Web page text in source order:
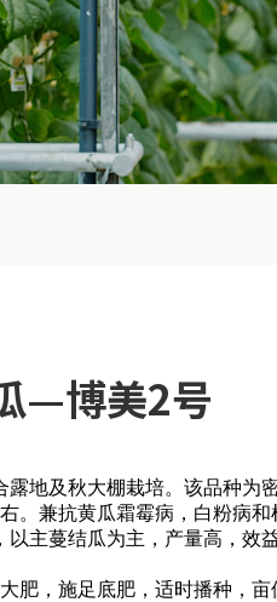
—博美2号
地及秋大棚栽培。该品种为
。兼抗黄瓜霜霉病，白粉病
主蔓结瓜为主，产量高，效
肥，施足底肥，适时播种，亩